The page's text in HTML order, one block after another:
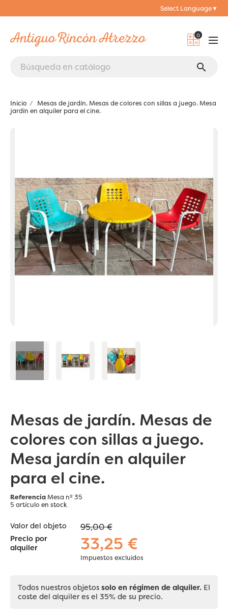
Select Language▼
0
search
Inicio
Mesas de jardín. Mesas de colores con sillas a juego. Mesa
jardín en alquiler para el cine.
Mesas de jardín. Mesas de
colores con sillas a juego.
Mesa jardín en alquiler
para el cine.
ReferenciaMesa nº 35
5 artículo en stock
Valor del objeto 95,00 €
Precio por
alquiler
33,25 €
Impuestos excluidos
Todos nuestros objetos solo en régimen de alquiler. El
coste del alquiler es el 35% de su precio.